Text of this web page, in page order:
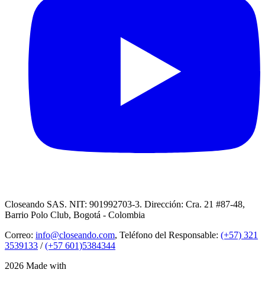
Closeando SAS. NIT: 901992703-3. Dirección: Cra. 21 #87-48,
Barrio Polo Club, Bogotá - Colombia
Correo: info@closeando.com, Teléfono del Responsable: (+57) 321
3539133 /(+57 601)5384344
2026 Made with